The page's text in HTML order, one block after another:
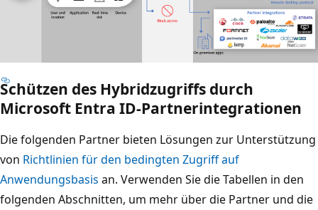
Schützen des Hybridzugriffs durch
Microsoft Entra ID-Partnerintegrationen
Die folgenden Partner bieten Lösungen zur Unterstützung
von Richtlinien für den bedingten Zugriff auf
Anwendungsbasis an. Verwenden Sie die Tabellen in den
folgenden Abschnitten, um mehr über die Partner und die